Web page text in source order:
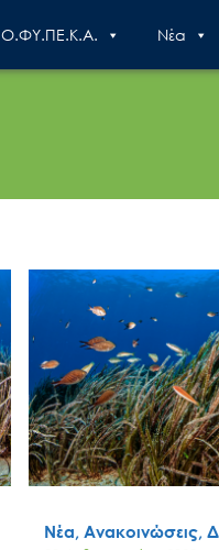
Ο.ΦΥ.ΠΕ.Κ.Α. Nέα
Νέα, Ανακοινώσεις,